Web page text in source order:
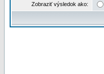
Zobraziť výsledok ako: